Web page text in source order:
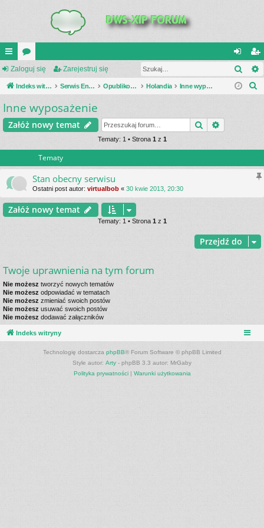
UI
C
K
_L
or
a
al
og
ar
ej
ę
Zaloguj się Zarejestruj się
Indeks witryny Serwis Encyklopedia Uzbrojenia Opublikowane zestawienia Holandia Inne wyposażenie
j
Inne wyposażenie
Załóż nowy temat Szukaj
Tematy: 1 • Strona 1 z 1
Tematy
Stan obecny serwisu
Ostatni post autor: virtualbob « 30 kwie 2013, 20:30
Załóż nowy temat
Tematy: 1 • Strona 1 z 1
Przejdź do
Twoje uprawnienia na tym forum
Nie możesz tworzyć nowych tematów
Nie możesz odpowiadać w tematach
Nie możesz zmieniać swoich postów
Nie możesz usuwać swoich postów
Nie możesz dodawać załączników
Indeks witryny
Technologię dostarcza phpBB® Forum Software © phpBB Limited
Style autor: Arty - phpBB 3.3 autor: MrGaby
Polityka prywatności| Warunki użytkowania